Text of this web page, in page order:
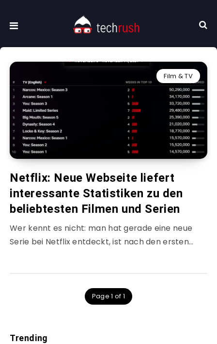
Film & TV
Netflix: Neue Webseite liefert
interessante Statistiken zu den
beliebtesten Filmen und Serien
Wer kennt es nicht: man hat gerade eine neue
Serie bei Netflix entdeckt, ist nach den ersten…
Page 1 of 1
Trending